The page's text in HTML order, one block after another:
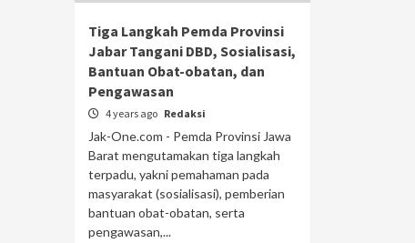
Tiga Langkah Pemda Provinsi
Jabar Tangani DBD, Sosialisasi,
Bantuan Obat-obatan, dan
Pengawasan
4 years ago Redaksi
Jak-One.com - Pemda Provinsi Jawa
Barat mengutamakan tiga langkah
terpadu, yakni pemahaman pada
masyarakat (sosialisasi), pemberian
bantuan obat-obatan, serta
pengawasan,...